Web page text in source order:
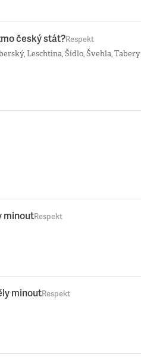
český stát?Respekt
Leschtina, Šídlo, Švehla, Tabery
minoutRespekt
minoutRespekt